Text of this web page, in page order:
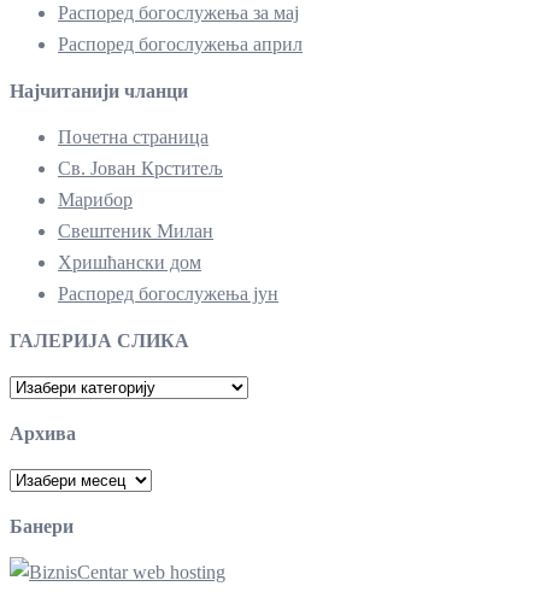
Распоред богослужења за мај
Распоред богослужења април
Најчитанији чланци
Почетна страница
Св. Јован Крститељ
Марибор
Свештеник Милан
Хришћански дом
Распоред богослужења јун
ГАЛЕРИЈА СЛИКА
ГАЛЕРИЈА
Архива
Архива
Банери